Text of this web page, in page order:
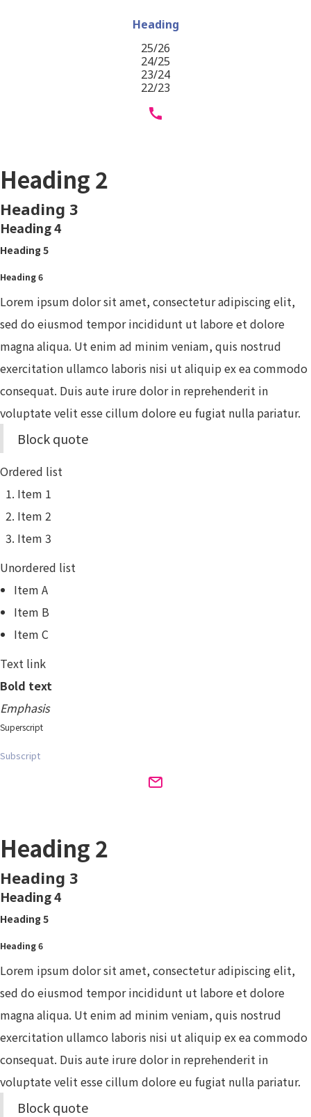
Heading
Heading 2
Heading 3
Heading 4
Heading 5
Heading 6
Lorem ipsum dolor sit amet, consectetur adipiscing elit,
sed do eiusmod tempor incididunt ut labore et dolore
magna aliqua. Ut enim ad minim veniam, quis nostrud
exercitation ullamco laboris nisi ut aliquip ex ea commodo
consequat. Duis aute irure dolor in reprehenderit in
voluptate velit esse cillum dolore eu fugiat nulla pariatur.
Block quote
Ordered list
Item 1
Item 2
Item 3
Unordered list
Item A
Item B
Item C
Text link
Bold text
Emphasis
Superscript
Subscript
Heading 2
Heading 3
Heading 4
Heading 5
Heading 6
Lorem ipsum dolor sit amet, consectetur adipiscing elit,
sed do eiusmod tempor incididunt ut labore et dolore
magna aliqua. Ut enim ad minim veniam, quis nostrud
exercitation ullamco laboris nisi ut aliquip ex ea commodo
consequat. Duis aute irure dolor in reprehenderit in
voluptate velit esse cillum dolore eu fugiat nulla pariatur.
Block quote
25/26
24/25
23/24
22/23